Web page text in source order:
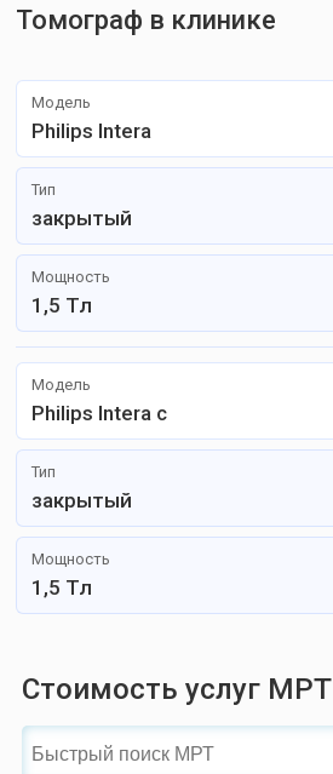
Томограф в клинике
Модель
Philips Intera
Тип
закрытый
Мощность
1,5 Тл
Модель
Philips Intera с
Тип
закрытый
Мощность
1,5 Тл
Стоимость услуг МРТ